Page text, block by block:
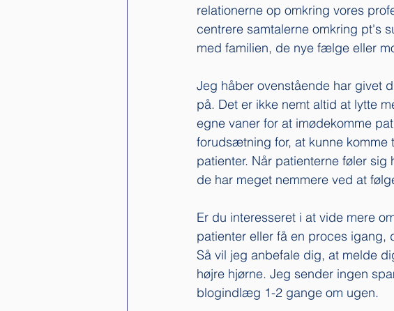
relationerne op omkring vores
centrere samtalerne omkring pt's
med familien, de nye fælge eller
Jeg håber ovenstående har givet
på. Det er ikke nemt altid at lytte
egne vaner for at imødekomme
forudsætning for, at kunne
patienter. Når patienterne føler
de har meget nemmere ved at
Er du interesseret i at vide mere
patienter eller få en proces igang,
Så vil jeg anbefale dig, at melde
højre hjørne. Jeg sender ingen
blogindlæg 1-2 gange om ugen.